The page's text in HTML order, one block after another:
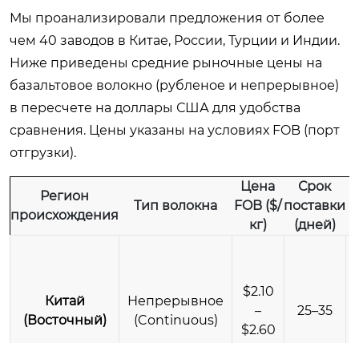
Мы проанализировали предложения от более
чем 40 заводов в Китае, России, Турции и Индии.
Ниже приведены средние рыночные цены на
базальтовое волокно (рубленое и непрерывное)
в пересчете на доллары США для удобства
сравнения. Цены указаны на условиях FOB (порт
отгрузки).
Регион
происхождения
Тип волокна
Цена
FOB ($/
кг)
Срок
поставки
(дней)
Китай
(Восточный)
Непрерывное
(Continuous)
$2.10
–
$2.60
25–35